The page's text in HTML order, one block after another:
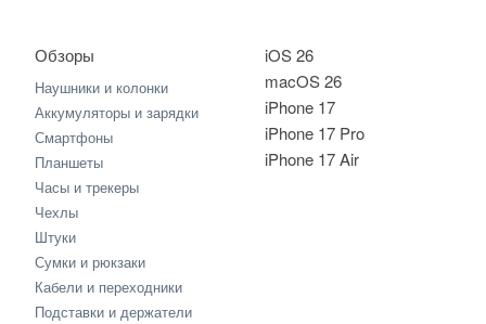
iOS 26
macOS 26
iPhone 17
iPhone 17 Pro
iPhone 17 Air
Обзоры
Наушники и колонки
Аккумуляторы и зарядки
Смартфоны
Планшеты
Часы и трекеры
Чехлы
Штуки
Сумки и рюкзаки
Кабели и переходники
Подставки и держатели